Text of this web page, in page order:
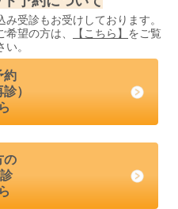
受診もお受けしております。
望の方は、
【こちら】 をご覧
い。
約
）
の